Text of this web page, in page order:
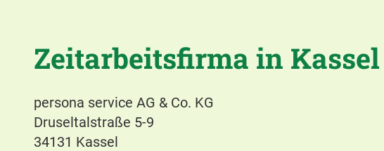
Zeitarbeitsfirma in Kassel
persona service AG & Co. KG
Druseltalstraße 5-9
34131 Kassel